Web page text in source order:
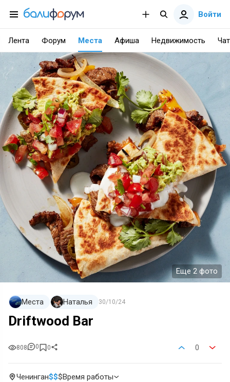
Войти
Лента Форум Места Афиша Недвижимость Чат
Еще 2 фото
Места Наталья 30/10/24
Driftwood Bar
808 0 0 0
Ченинган$$$Время работы